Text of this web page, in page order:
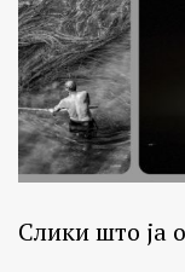
Слики што ја